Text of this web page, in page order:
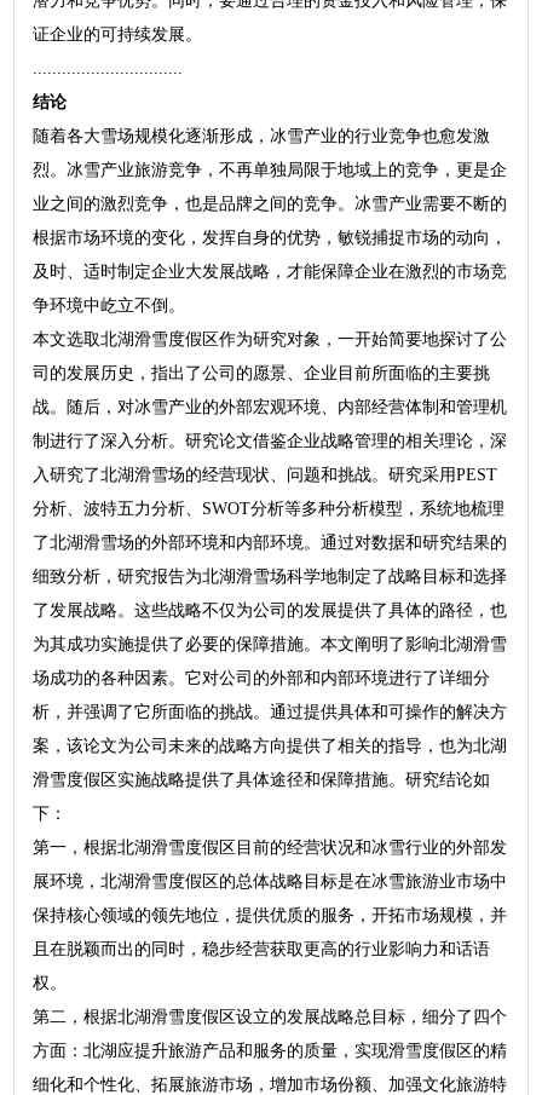
证企业的可持续发展。
结论
随着各大雪场规模化逐渐形成，冰雪产业的行业竞争也愈发激
烈。冰雪产业旅游竞争，不再单独局限于地域上的竞争，更是企
业之间的激烈竞争，也是品牌之间的竞争。冰雪产业需要不断的
根据市场环境的变化，发挥自身的优势，敏锐捕捉市场的动向，
及时、适时制定企业大发展战略，才能保障企业在激烈的市场竞
争环境中屹立不倒。
本文选取北湖滑雪度假区作为研究对象，一开始简要地探讨了公
司的发展历史，指出了公司的愿景、企业目前所面临的主要挑
战。随后，对冰雪产业的外部宏观环境、内部经营体制和管理机
制进行了深入分析。研究论文借鉴企业战略管理的相关理论，深
入研究了北湖滑雪场的经营现状、问题和挑战。研究采用PEST
分析、波特五力分析、SWOT分析等多种分析模型，系统地梳理
了北湖滑雪场的外部环境和内部环境。通过对数据和研究结果的
细致分析，研究报告为北湖滑雪场科学地制定了战略目标和选择
了发展战略。这些战略不仅为公司的发展提供了具体的路径，也
为其成功实施提供了必要的保障措施。本文阐明了影响北湖滑雪
场成功的各种因素。它对公司的外部和内部环境进行了详细分
析，并强调了它所面临的挑战。通过提供具体和可操作的解决方
案，该论文为公司未来的战略方向提供了相关的指导，也为北湖
滑雪度假区实施战略提供了具体途径和保障措施。研究结论如
下：
第一，根据北湖滑雪度假区目前的经营状况和冰雪行业的外部发
展环境，北湖滑雪度假区的总体战略目标是在冰雪旅游业市场中
保持核心领域的领先地位，提供优质的服务，开拓市场规模，并
且在脱颖而出的同时，稳步经营获取更高的行业影响力和话语
权。
第二，根据北湖滑雪度假区设立的发展战略总目标，细分了四个
方面：北湖应提升旅游产品和服务的质量，实现滑雪度假区的精
细化和个性化、拓展旅游市场，增加市场份额、加强文化旅游特